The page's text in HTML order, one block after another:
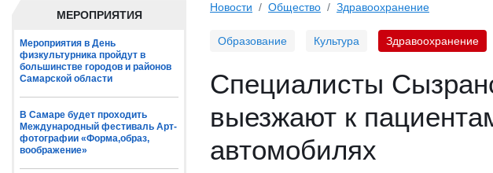
МЕРОПРИЯТИЯ
Мероприятия в День
физкультурника пройдут в
большинстве городов и районов
Самарской области
В Самаре будет проходить
Международный фестиваль Арт-
фотографии «Форма,образ,
воображение»
Новости Общество Здравоохранение
Образование Культура Здравоохранение
Специалисты
выезжают к
автомобилях